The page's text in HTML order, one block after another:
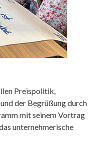
Preispolitik,
der Begrüßung durch
mit seinem Vortrag
unternehmerische